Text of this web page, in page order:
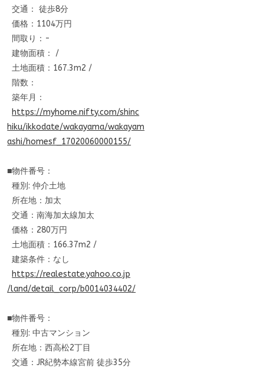
交通： 徒歩8分
価格：1104万円
間取り：-
建物面積： /
土地面積：167.3m2 /
階数：
築年月：
https://myhome.nifty.com/shinc
hiku/ikkodate/wakayama/wakayam
ashi/homesf_17020060000155/
■物件番号：
種別: 仲介土地
所在地：加太
交通：南海加太線加太
価格：280万円
土地面積：166.37m2 /
建築条件：なし
https://realestate.yahoo.co.jp
/land/detail_corp/b0014034402/
■物件番号：
種別: 中古マンション
所在地：西高松2丁目
交通：JR紀勢本線宮前 徒歩35分